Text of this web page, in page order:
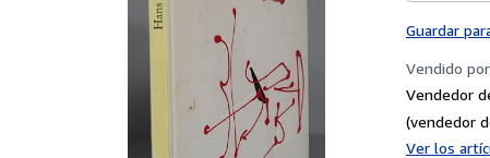
Guardar
Vendido por
Vendedor
(vendedor
Ver los